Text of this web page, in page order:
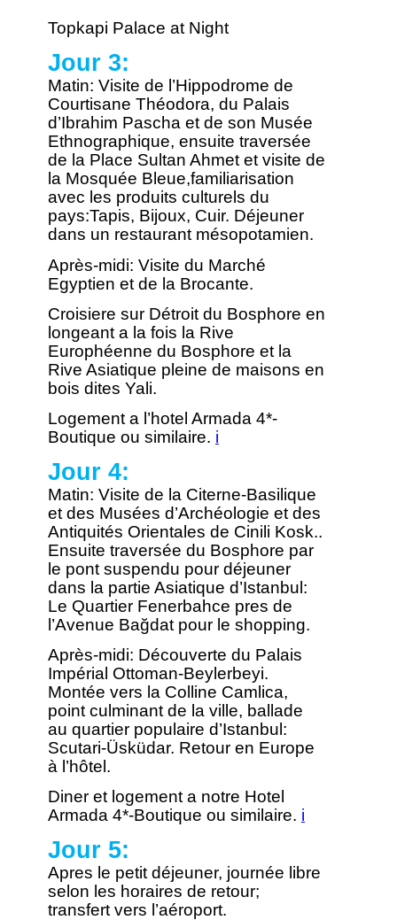
Topkapi Palace at Night
Jour 3:
Matin: Visite de l’Hippodrome de
Courtisane Théodora, du Palais
d’Ibrahim Pascha et de son Musée
Ethnographique, ensuite traversée
de la Place Sultan Ahmet et visite de
la Mosquée Bleue,familiarisation
avec les produits culturels du
pays:Tapis, Bijoux, Cuir. Déjeuner
dans un restaurant mésopotamien.
Après-midi: Visite du Marché
Egyptien et de la Brocante.
Croisiere sur Détroit du Bosphore en
longeant a la fois la Rive
Europhéenne du Bosphore et la
Rive Asiatique pleine de maisons en
bois dites Yali.
Logement a l’hotel Armada 4*-
Boutique ou similaire. i
Jour 4:
Matin: Visite de la Citerne-Basilique
et des Musées d’Archéologie et des
Antiquités Orientales de Cinili Kosk..
Ensuite traversée du Bosphore par
le pont suspendu pour déjeuner
dans la partie Asiatique d’Istanbul:
Le Quartier Fenerbahce pres de
l’Avenue Bağdat pour le shopping.
Après-midi: Découverte du Palais
Impérial Ottoman-Beylerbeyi.
Montée vers la Colline Camlica,
point culminant de la ville, ballade
au quartier populaire d’Istanbul:
Scutari-Üsküdar. Retour en Europe
à l’hôtel.
Diner et logement a notre Hotel
Armada 4*-Boutique ou similaire. i
Jour 5:
Apres le petit déjeuner, journée libre
selon les horaires de retour;
transfert vers l’aéroport.